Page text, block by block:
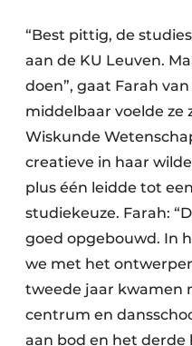
“Best pittig, de
aan de KU Leuven.
doen”, gaat Farah
middelbaar voelde ze
Wiskunde
creatieve in haar
plus één leidde tot
studiekeuze. Farah:
goed opgebouwd. In
we met het
tweede jaar kwamen
centrum en
aan bod en het